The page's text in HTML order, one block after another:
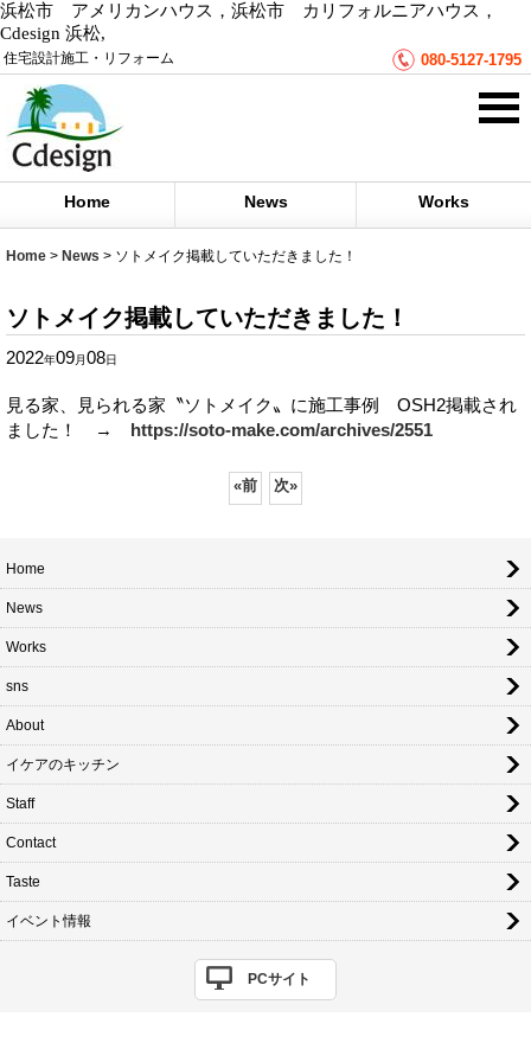
浜松市 アメリカンハウス，浜松市 カリフォルニアハウス，
Cdesign 浜松,
住宅設計施工・リフォーム 080-5127-1795
Home News Works
Home > News > ソトメイク掲載していただきました！
ソトメイク掲載していただきました！
2022年09月08日
見る家、見られる家〝ソトメイク〟に施工事例 OSH2掲載され
ました！ → https://soto-make.com/archives/2551
«前 次»
Home
News
Works
sns
About
イケアのキッチン
Staff
Contact
Taste
イベント情報
PCサイト